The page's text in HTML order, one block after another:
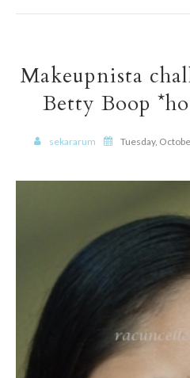
Makeupnista
Betty Boop
sekararum Tuesday,